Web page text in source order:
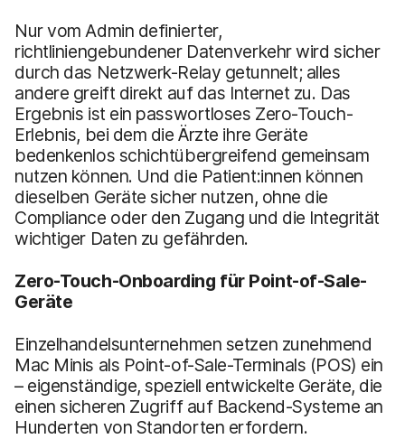
Nur vom Admin definierter,
richtliniengebundener Datenverkehr wird sicher
durch das Netzwerk-Relay getunnelt; alles
andere greift direkt auf das Internet zu. Das
Ergebnis ist ein passwortloses Zero-Touch-
Erlebnis, bei dem die Ärzte ihre Geräte
bedenkenlos schichtübergreifend gemeinsam
nutzen können. Und die Patient:innen können
dieselben Geräte sicher nutzen, ohne die
Compliance oder den Zugang und die Integrität
wichtiger Daten zu gefährden.
Zero-Touch-Onboarding für Point-of-Sale-
Geräte
Einzelhandelsunternehmen setzen zunehmend
Mac Minis als Point-of-Sale-Terminals (POS) ein
– eigenständige, speziell entwickelte Geräte, die
einen sicheren Zugriff auf Backend-Systeme an
Hunderten von Standorten erfordern.